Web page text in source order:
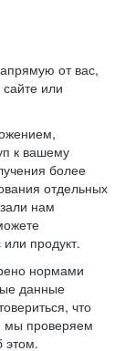
от вас,
или
к вашему
более
отдельных
нам
продукт.
нормами
данные
что
мы проверяем
этом.